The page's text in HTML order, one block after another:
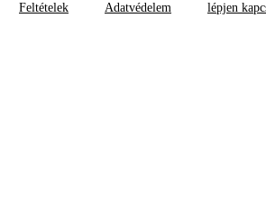
Feltételek Adatvédelem lépjen